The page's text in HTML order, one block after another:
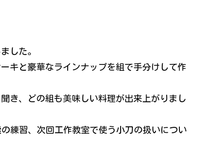
した。
キと豪華なラインナップを組で手分けして作
き、どの組も美味しい料理が出来上がりまし
練習、次回工作教室で使う小刀の扱いについ